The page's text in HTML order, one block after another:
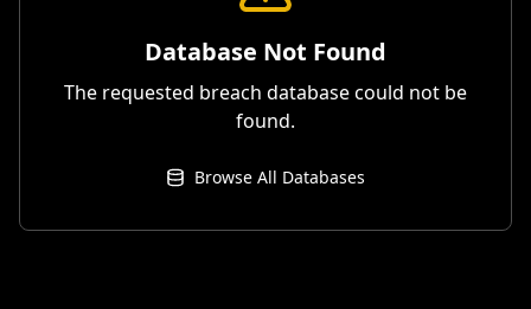
Database Not Found
The requested breach database could not be
found.
Browse All Databases